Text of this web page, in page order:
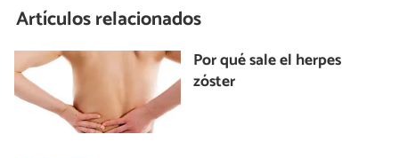
Artículos relacionados
Por qué sale el herpes
zóster